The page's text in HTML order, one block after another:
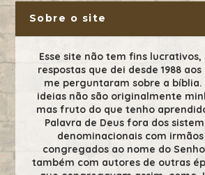
Sobre o site
Esse site não tem fins lucrativos,
respostas que dei desde 1988 aos
me perguntaram sobre a bíblia.
ideias não são originalmente
mas fruto do que tenho
Palavra de Deus fora dos
denominacionais com irmãos
congregados ao nome do
também com autores de outras